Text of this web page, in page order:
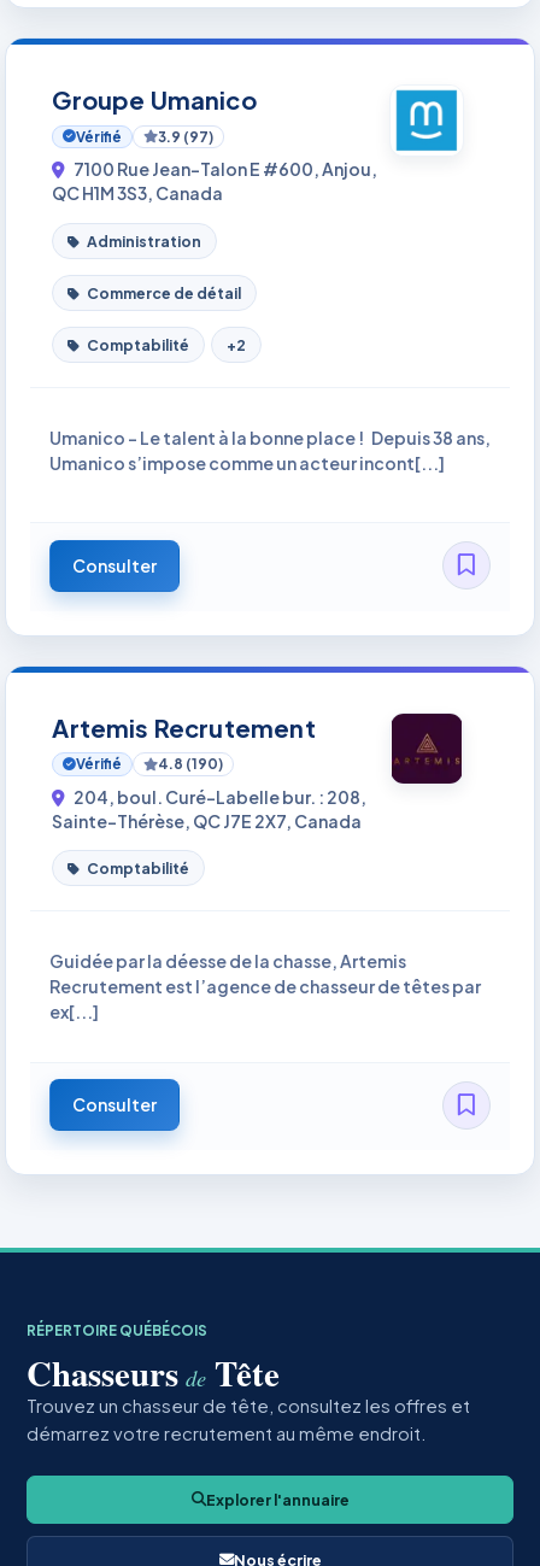
Groupe Umanico
Vérifié 3.9 (97)
7100 Rue Jean-Talon E #600, Anjou,
QC H1M 3S3, Canada
Administration
Commerce de détail
Comptabilité +2
Umanico – Le talent à la bonne place ! Depuis 38 ans,
Umanico s’impose comme un acteur incont[...]
Consulter
Artemis Recrutement
Vérifié 4.8 (190)
204, boul. Curé-Labelle bur. : 208,
Sainte-Thérèse, QC J7E 2X7, Canada
Comptabilité
Guidée par la déesse de la chasse, Artemis
Recrutement est l’agence de chasseur de têtes par
ex[...]
Consulter
RÉPERTOIRE QUÉBÉCOIS
Chasseurs de Tête
Trouvez un chasseur de tête, consultez les offres et
démarrez votre recrutement au même endroit.
Explorer l'annuaire
Nous écrire